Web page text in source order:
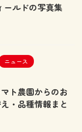
ールドの写真集
ニュース
マト農園からのお
・品種情報まと